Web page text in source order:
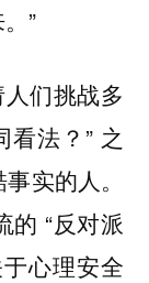
”
们挑战多
法？” 之
实的人。
的 “反对派
心理安全